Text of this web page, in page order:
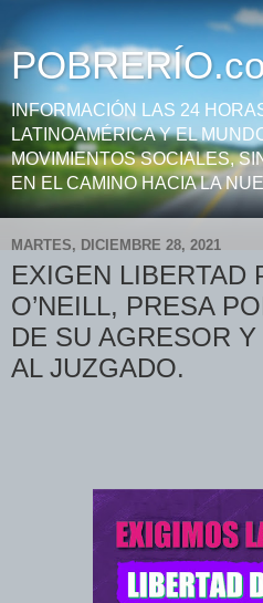
INFORMACIÓN LAS 24
LATINOAMÉRICA Y EL
MOVIMIENTOS SOCIALES,
EN EL CAMINO HACIA LA
MARTES, DICIEMBRE 28, 2021
EXIGEN LIBERTAD
O’NEILL, PRESA
DE SU AGRESOR
AL JUZGADO.